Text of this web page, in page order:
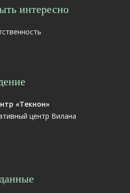
интересно
«Текнон»
центр Вилана